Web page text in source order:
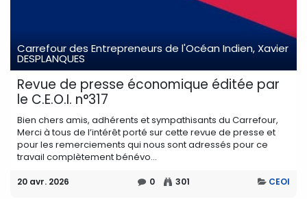
Carrefour des Entrepreneurs de l'Océan Indien, Xavier
DESPLANQUES
Revue de presse économique éditée par
le C.E.O.I. n°317
Bien chers amis, adhérents et sympathisants du Carrefour,
Merci à tous de l’intérêt porté sur cette revue de presse et
pour les remerciements qui nous sont adressés pour ce
travail complètement bénévo...
20 avr. 2026 0 301 CEOI